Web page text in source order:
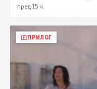
пред 15 ч.
ПРИЛОГ